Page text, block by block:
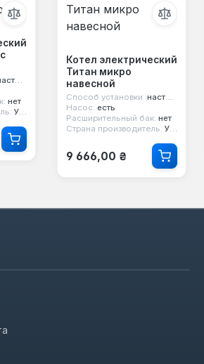
нет
Украина
Котел электрический
Титан микро
навесной
Способ установки: настенный
Насос: есть
Расширительный бак: нет
Страна производитель: Украина
Обычная цена:
9 666,00 ₴